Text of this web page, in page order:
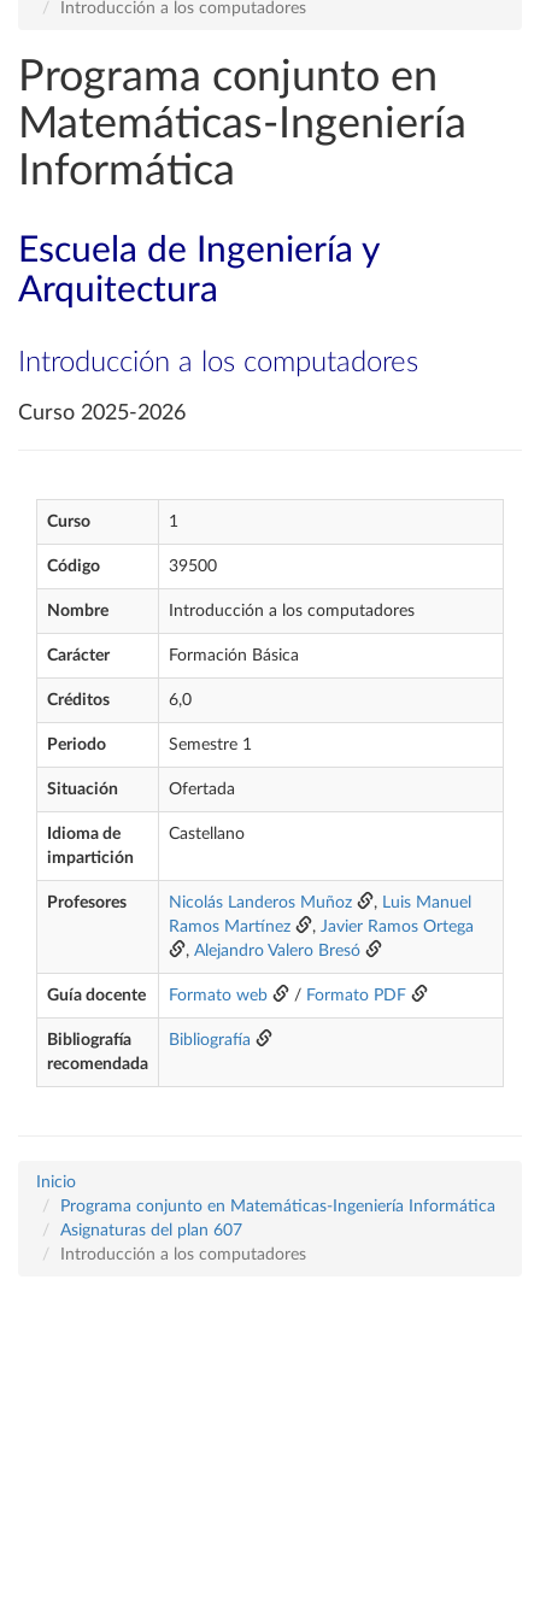
Introducción a los computadores
Programa conjunto en
Matemáticas-Ingeniería
Informática
Escuela de Ingeniería y
Arquitectura
Introducción a los computadores
Curso 2025-2026
Curso 1
Código 39500
Nombre Introducción a los computadores
Carácter Formación Básica
Créditos 6,0
Periodo Semestre 1
Situación Ofertada
Idioma de
impartición
Castellano
Profesores Nicolás Landeros Muñoz , Luis Manuel
Ramos Martínez
, Javier Ramos Ortega
, Alejandro Valero Bresó
Guía docente Formato web / Formato PDF
Bibliografía
recomendada
Bibliografía
Inicio
Programa conjunto en Matemáticas-Ingeniería Informática
Asignaturas del plan 607
Introducción a los computadores